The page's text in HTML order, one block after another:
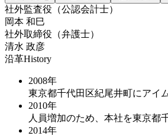
社外監査役（公認会計士）
岡本 和巳
社外取締役（弁護士）
清水 政彦
沿革History
2008年
東京都千代田区紀尾井町にアイ
2010年
人員増加のため、本社を東京都
2014年